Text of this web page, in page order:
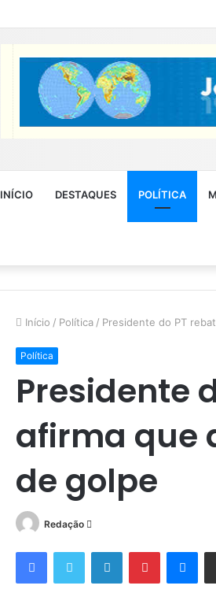
INÍCIO DESTAQUES POLÍTICA
Início / Política / Presidente do PT
Política
Presidente
afirma que
de golpe
Redação
mail
FacebookTwitter LinkedinPinterest